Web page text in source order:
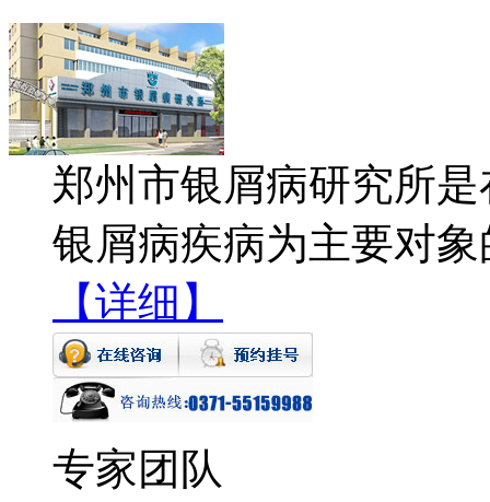
郑州市银屑病研究所
银屑病疾病为主要对
【详细】
专家团队